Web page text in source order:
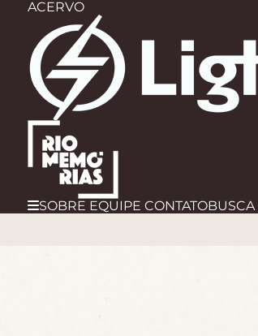
ACERVO
SOBRE EQUIPE CONTATOBUSCA